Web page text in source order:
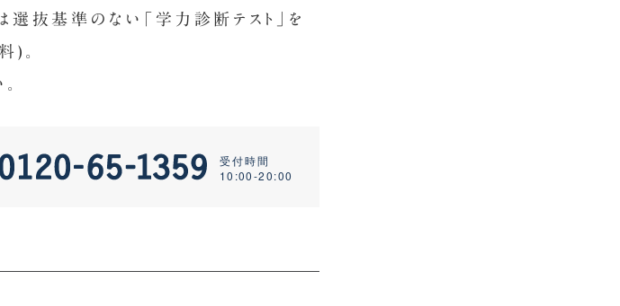
抜基準のない「学力診断テスト」を
)。
受付時間
10:00-20:00